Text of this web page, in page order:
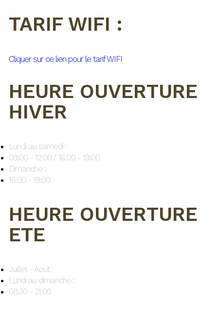
TARIF WIFI :
Cliquer sur ce lien pour le tarif WIFI
HEURE OUVERTURE
HIVER
Lundi au samedi :
09:00 - 12:00 / 16:00 - 19:00
Dimanche :
16:00 - 19:00
HEURE OUVERTURE
ETE
Juillet - Aout
Lundi au dimanche :
08:30 - 21:00